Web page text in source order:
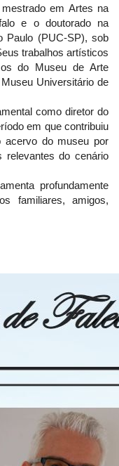
em Artes na
e o doutorado na
Paulo (PUC-SP), sob
trabalhos artísticos
do Museu de Arte
Universitário de
como diretor do
em que contribuiu
acervo do museu por
relevantes do cenário
profundamente
familiares, amigos,